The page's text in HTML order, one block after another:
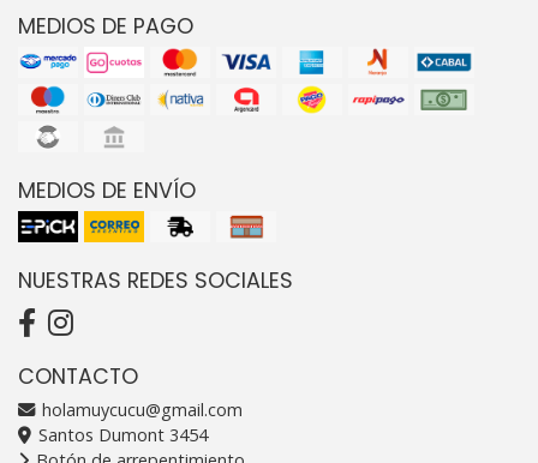
MEDIOS DE PAGO
MEDIOS DE ENVÍO
NUESTRAS REDES SOCIALES
CONTACTO
holamuycucu@gmail.com
Santos Dumont 3454